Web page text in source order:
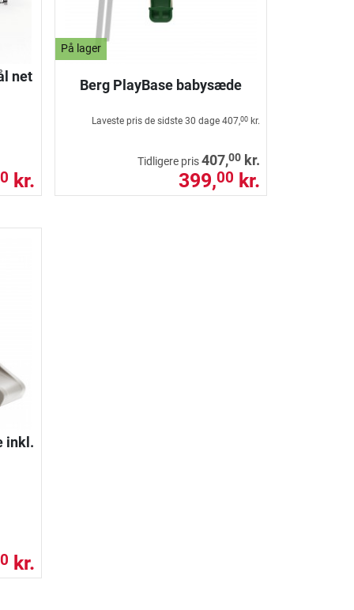
net
kr.
På lager
Berg PlayBase babysæde
Laveste pris de sidste 30 dage 407,00 kr.
Tidligere pris407,00 kr.
399,00 kr.
inkl.
kr.